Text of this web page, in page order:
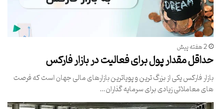
2 هفته پیش
حداقل مقدار پول برای فعالیت در بازار فارکس
بازار فارکس یکی از بزرگ ترین و پویاترین بازارهای مالی جهان است که فرصت
های معاملاتی زیادی برای سرمایه گذاران…